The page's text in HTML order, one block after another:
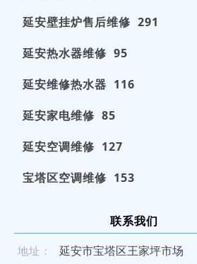
延安壁挂炉售后维修 291
延安热水器维修 95
延安维修热水器 116
延安家电维修 85
延安空调维修 127
宝塔区空调维修 153
联系我们
地址： 延安市宝塔区王家坪市场